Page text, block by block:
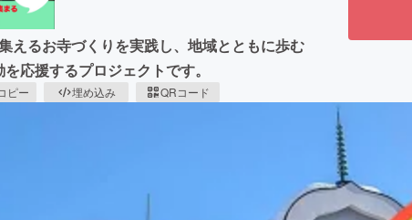
えるお寺づくりを実践し、地域とともに歩む
応援するプロジェクトです。
ピー 埋め込み QRコード